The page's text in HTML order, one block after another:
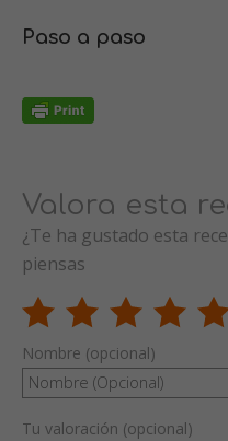
Paso a paso
Valora esta
¿Te ha gustado esta
piensas
Nombre (opcional)
Tu valoración (opcional)